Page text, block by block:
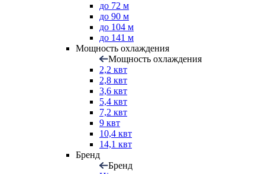
до 72 м
до 90 м
до 104 м
до 141 м
Мощность охлаждения
Мощность охлаждения
2,2 квт
2,8 квт
3,6 квт
5,4 квт
7,2 квт
9 квт
10,4 квт
14,1 квт
Бренд
Бренд